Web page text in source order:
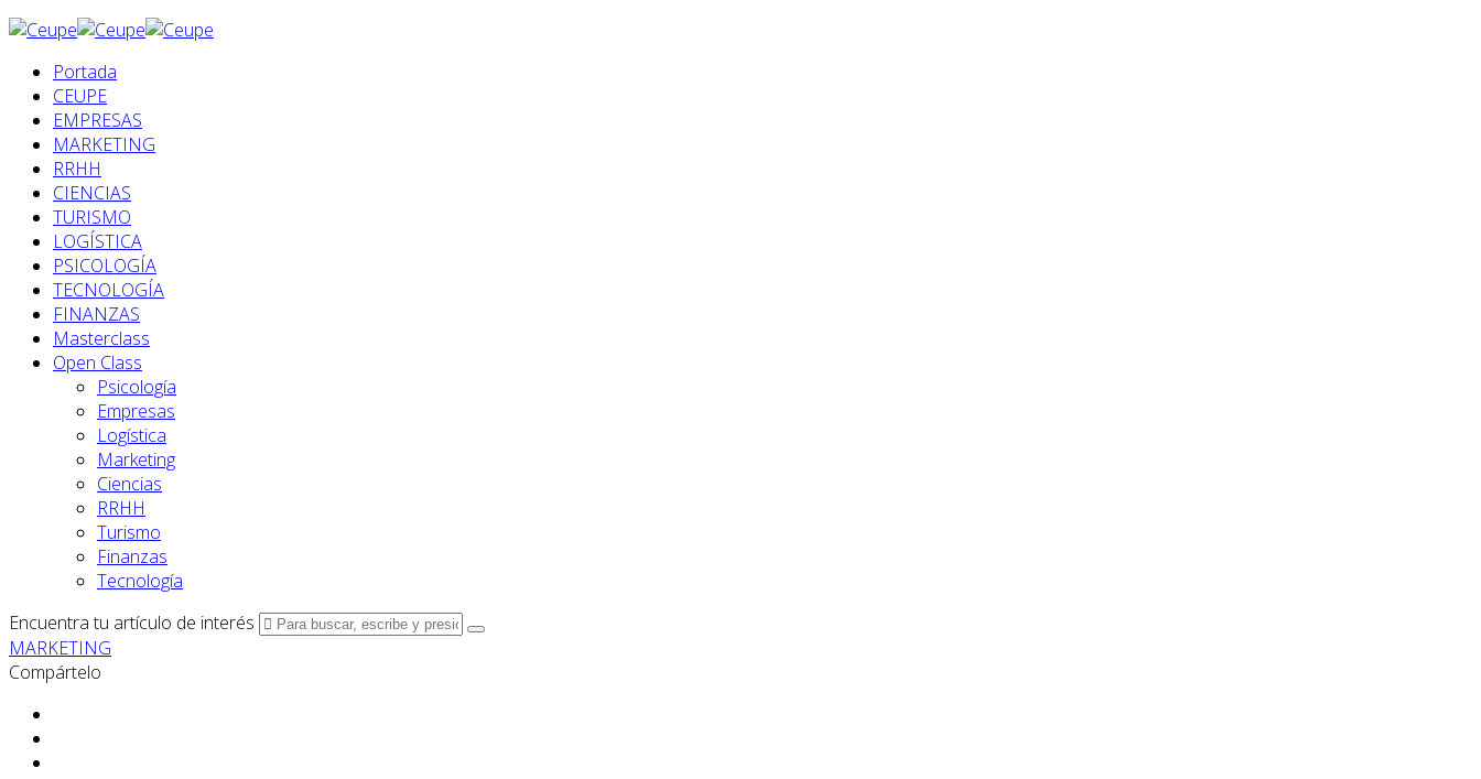
Portada
CEUPE
EMPRESAS
MARKETING
RRHH
CIENCIAS
TURISMO
LOGÍSTICA
PSICOLOGÍA
TECNOLOGÍA
FINANZAS
Masterclass
Open Class
Psicología
Empresas
Logística
Marketing
Ciencias
RRHH
Turismo
Finanzas
Tecnología
Encuentra tu artículo de interés
MARKETING
Compártelo